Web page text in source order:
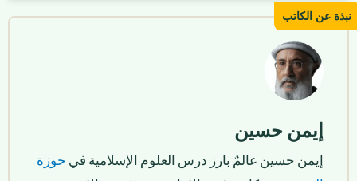
إيمن حسين
إيمن حسين عالمٌ بارز درس العلوم الإسلامية في حوزة